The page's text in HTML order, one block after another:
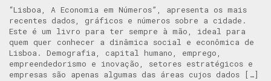
“Lisboa, A Economia em Números”, apresenta os mais
recentes dados, gráficos e números sobre a cidade.
Este é um livro para ter sempre à mão, ideal para
quem quer conhecer a dinâmica social e econômica de
Lisboa. Demografia, capital humano, emprego,
empreendedorismo e inovação, setores estratégicos e
empresas são apenas algumas das áreas cujos dados […]